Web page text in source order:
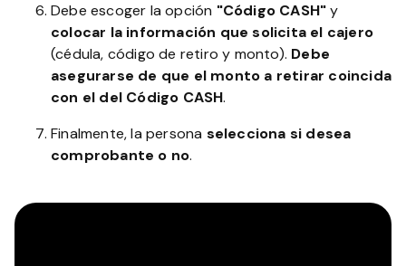
Debe escoger la opción "Código CASH"y
colocar la información que solicita el cajero
(cédula, código de retiro y monto). Debe
asegurarse de que el monto a retirar coincida
con el del Código CASH.
Finalmente, la persona selecciona si desea
comprobante o no.